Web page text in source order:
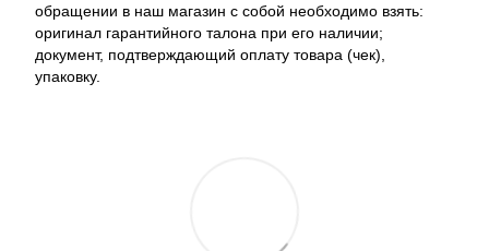
обращении в наш магазин с собой необходимо взять:
оригинал гарантийного талона при его наличии;
документ, подтверждающий оплату товара (чек),
упаковку.